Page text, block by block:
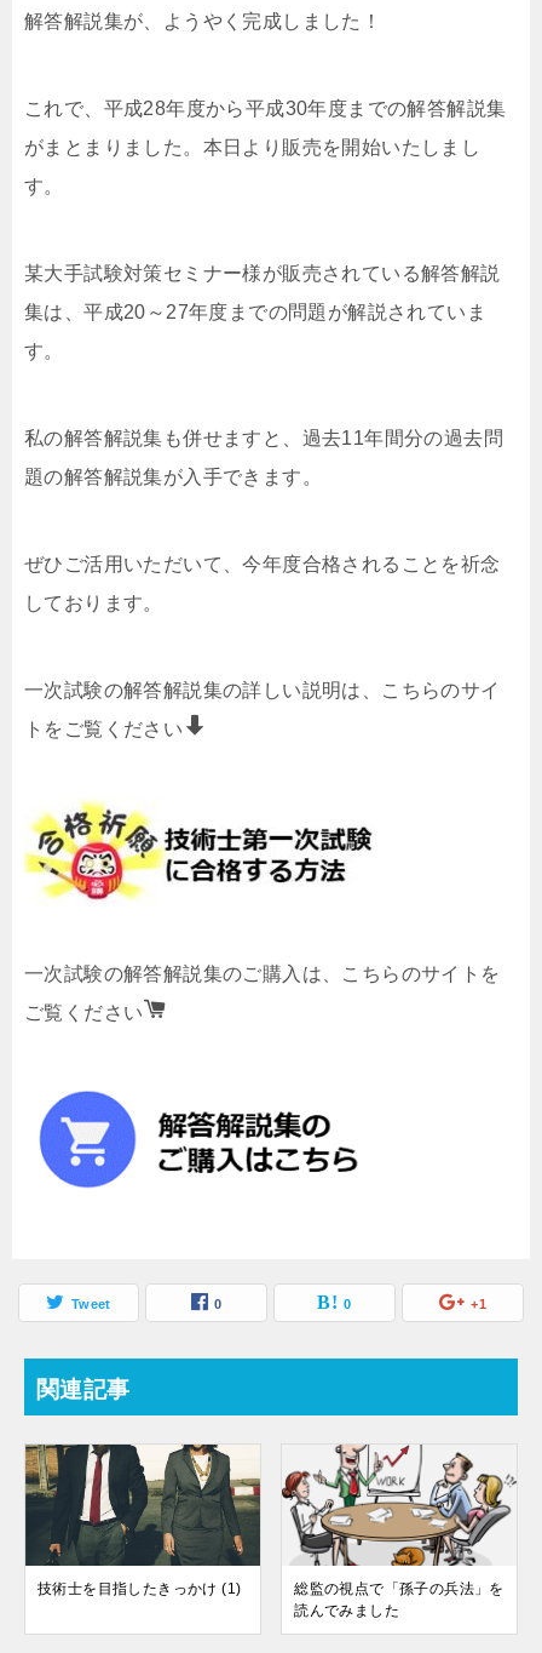
解答解説集が、ようやく完成しました！
これで、平成28年度から平成30年度までの解答解説集
がまとまりました。本日より販売を開始いたしまし
す。
某大手試験対策セミナー様が販売されている解答解説
集は、平成20～27年度までの問題が解説されていま
す。
私の解答解説集も併せますと、過去11年間分の過去問
題の解答解説集が入手できます。
ぜひご活用いただいて、今年度合格されることを祈念
しております。
一次試験の解答解説集の詳しい説明は、こちらのサイ
トをご覧ください
一次試験の解答解説集のご購入は、こちらのサイトを
ご覧ください
Tweet 0 0 +1
関連記事
技術士を目指したきっかけ (1)
総監の視点で「孫子の兵法」を
読んでみました